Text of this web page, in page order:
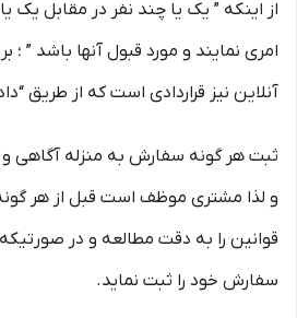
از اینکه ” یک یا چند نفر در مقابل یک
امری نمایند و مورد قبول آنها باشد ” ؛
آنلاین نیز قراردادی است که از طریق
ثبت هر گونه سفارش به منزله آگاهی
و لذا مشتری موظف است قبل از هر
قوانین را به دقت مطالعه و در
سفارش خود را ثبت نماید.